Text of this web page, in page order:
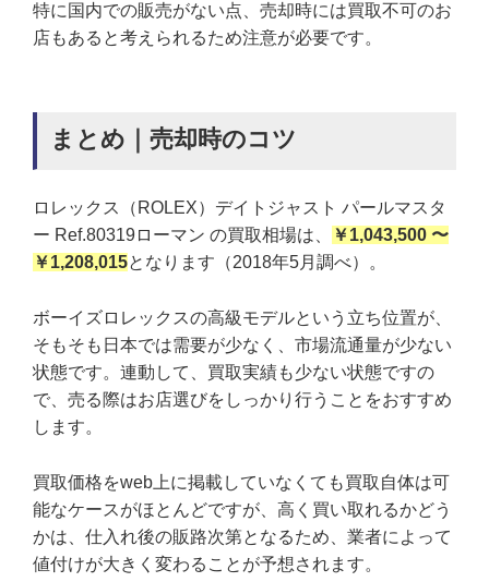
特に国内での販売がない点、売却時には買取不可のお
店もあると考えられるため注意が必要です。
まとめ｜売却時のコツ
ロレックス（ROLEX）デイトジャスト パールマスタ
ー Ref.80319ローマン の買取相場は、
￥1,043,500 〜
￥1,208,015となります（2018年5月調べ）。
ボーイズロレックスの高級モデルという立ち位置が、
そもそも日本では需要が少なく、市場流通量が少ない
状態です。連動して、買取実績も少ない状態ですの
で、売る際はお店選びをしっかり行うことをおすすめ
します。
買取価格をweb上に掲載していなくても買取自体は可
能なケースがほとんどですが、高く買い取れるかどう
かは、仕入れ後の販路次第となるため、業者によって
値付けが大きく変わることが予想されます。